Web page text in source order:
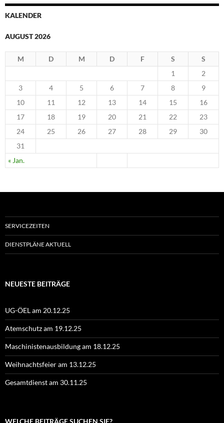
KALENDER
AUGUST 2026
M D M D F S S
« Jan.
1
2
3
4 5 6 7 8
9
10
11 12 13 14 15
16
17
18 19 20 21 22
23
24
25 26 27 28 29
30
31
SERVICEZEITEN
DIENSTPLÄNE AKTUELL
NEUESTE BEITRÄGE
UG-ÖEL am 20.12.25
Atemschutz am 19.12.25
Maschinistenausbildung am 18.12.25
Weihnachtsfeier am 13.12.25
Gesamtdienst am 30.11.25